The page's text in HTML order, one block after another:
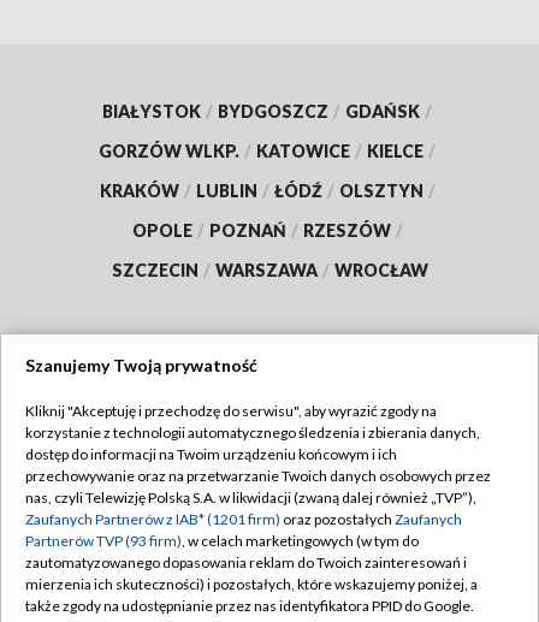
BIAŁYSTOK / BYDGOSZCZ / GDAŃSK /
GORZÓW WLKP. / KATOWICE / KIELCE /
KRAKÓW / LUBLIN / ŁÓDŹ / OLSZTYN /
OPOLE / POZNAŃ / RZESZÓW /
SZCZECIN / WARSZAWA / WROCŁAW
TVP
Abonament TVP
Emisja w TVP
Centrum informacji TVP
Naziemna Telewizja Cyfrowa
Regulamin TVP
Polityka prywatności
Moje zgody
Pomoc
Szanujemy Twoją prywatność
Kliknij "Akceptuję i przechodzę do serwisu", aby wyrazić zgody na
korzystanie z technologii automatycznego śledzenia i zbierania danych,
dostęp do informacji na Twoim urządzeniu końcowym i ich
przechowywanie oraz na przetwarzanie Twoich danych osobowych przez
nas, czyli Telewizję Polską S.A. w likwidacji (zwaną dalej również „TVP”),
Zaufanych Partnerów z IAB* (1201 firm) oraz pozostałych Zaufanych
Partnerów TVP (93 firm), w celach marketingowych (w tym do
zautomatyzowanego dopasowania reklam do Twoich zainteresowań i
mierzenia ich skuteczności) i pozostałych, które wskazujemy poniżej, a
także zgody na udostępnianie przez nas identyfikatora PPID do Google.